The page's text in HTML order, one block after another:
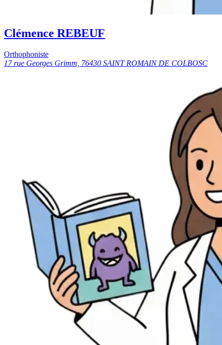
Clémence REBEUF
Orthophoniste
17 rue Georges Grimm, 76430 SAINT ROMAIN DE COLBOSC